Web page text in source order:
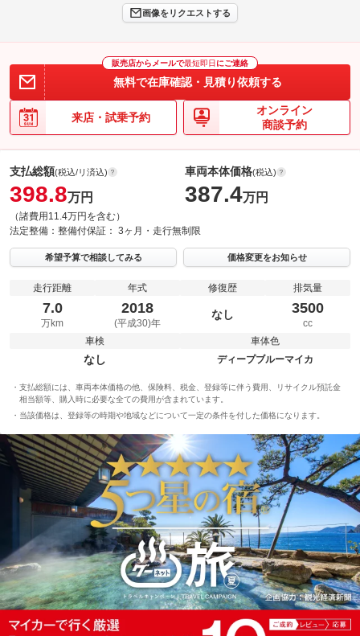
画像をリクエストする
販売店からメールで最短即日 にご連絡
無料で在庫確認・見積り依頼する
来店・試乗予約
オンライン
商談予約
支払総額(税込/リ済込)
398.8万円
（諸費用11.4万円を含む）
車両本体価格(税込)
387.4万円
法定整備： 整備付保証： 3ヶ月・走行無制限
希望予算で相談してみる 価格変更をお知らせ
走行距離
7.0
万km
年式
2018
(平成30)年
修復歴
なし
排気量
3500
cc
車検
なし
車体色
ディープブルーマイカ
支払総額には、車両本体価格の他、保険料、税金、登録等に伴う費用、リサイクル預託金
相当額等、購入時に必要な全ての費用が含まれています。
当該価格は、登録等の時期や地域などについて一定の条件を付した価格になります。